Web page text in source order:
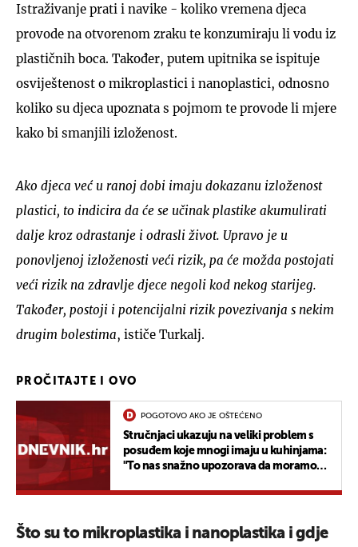
Istraživanje prati i navike - koliko vremena djeca
provode na otvorenom zraku te konzumiraju li vodu iz
plastičnih boca. Također, putem upitnika se ispituje
osviještenost o mikroplastici i nanoplastici, odnosno
koliko su djeca upoznata s pojmom te provode li mjere
kako bi smanjili izloženost.
Ako djeca već u ranoj dobi imaju dokazanu izloženost
plastici, to indicira da će se učinak plastike akumulirati
dalje kroz odrastanje i odrasli život. Upravo je u
ponovljenoj izloženosti veći rizik, pa će možda postojati
veći rizik na zdravlje djece negoli kod nekog starijeg.
Također, postoji i potencijalni rizik povezivanja s nekim
drugim bolestima, ističe Turkalj.
PROČITAJTE I OVO
POGOTOVO AKO JE OŠTEĆENO
Stručnjaci ukazuju na veliki problem s
posuđem koje mnogi imaju u kuhinjama:
"To nas snažno upozorava da moramo
Što su to mikroplastika i nanoplastika i gdje